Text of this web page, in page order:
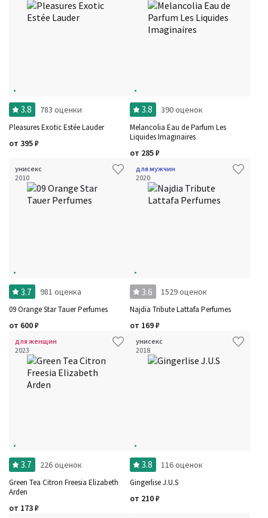
3.8 783 оценки
Pleasures Exotic Estée Lauder
от 395₽
3.8 390 оценок
Melancolia Eau de Parfum Les
Liquides Imaginaires
от 285₽
унисекс
2010
3.7 981 оценка
09 Orange Star Tauer Perfumes
от 600₽
для мужчин
2020
3.6 1529 оценок
Najdia Tribute Lattafa Perfumes
от 169₽
для женщин
2023
3.7 226 оценок
Green Tea Citron Freesia Elizabeth
Arden
от 173₽
унисекс
2018
3.8 116 оценок
Gingerlise J.U.S
от 210₽